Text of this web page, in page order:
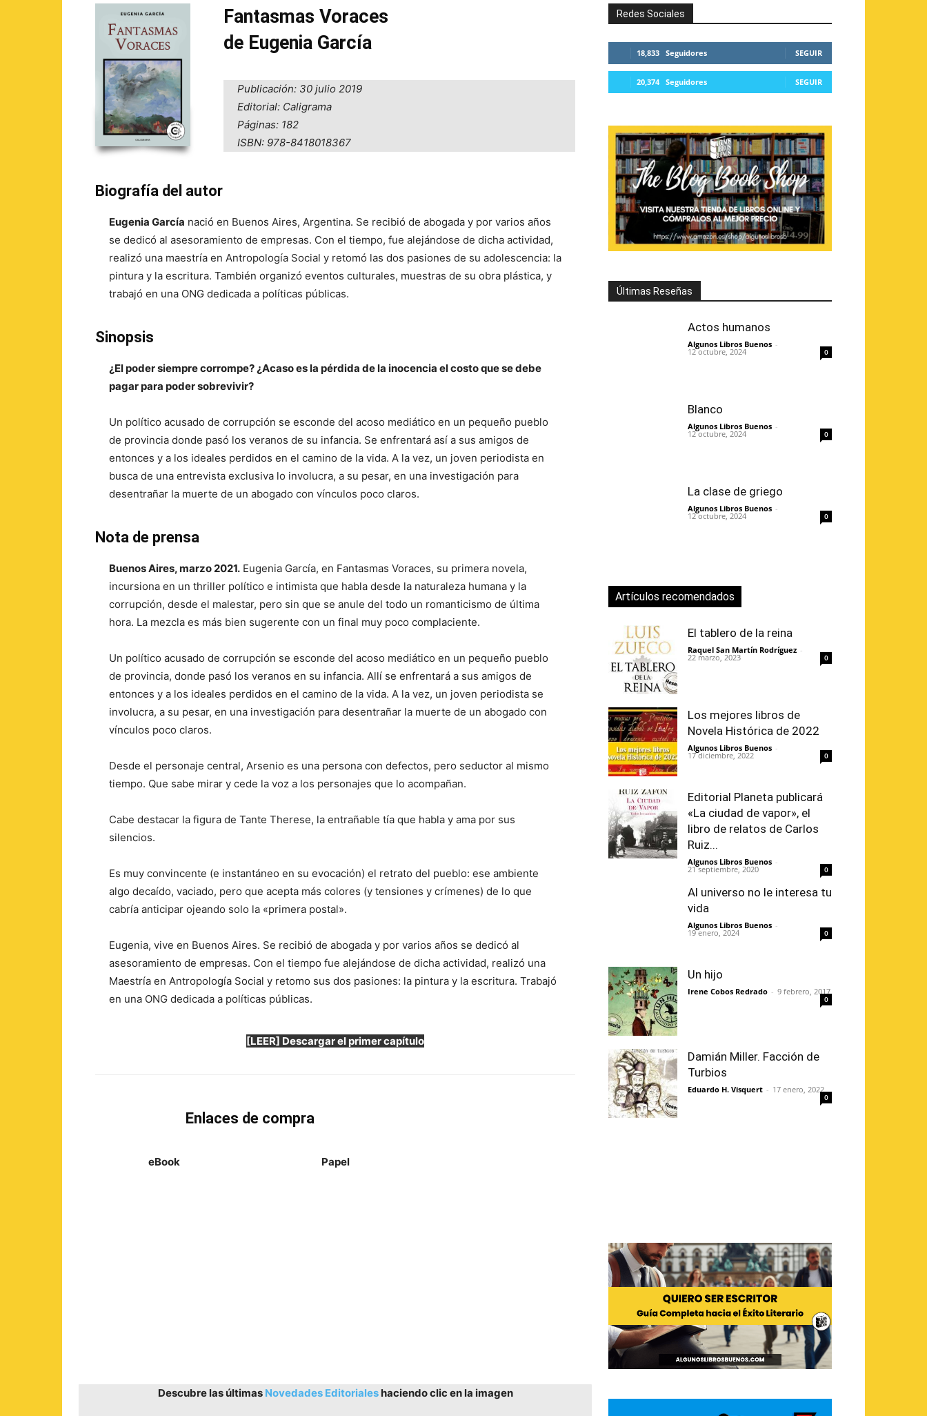
Fantasmas Voraces
de Eugenia García
Publicación: 30 julio 2019
Editorial: Caligrama
Páginas: 182
ISBN: 978-8418018367
Biografía del autor
Eugenia García nació en Buenos Aires, Argentina. Se recibió de abogada y por varios años
se dedicó al asesoramiento de empresas. Con el tiempo, fue alejándose de dicha actividad,
realizó una maestría en Antropología Social y retomó las dos pasiones de su adolescencia: la
pintura y la escritura. También organizó eventos culturales, muestras de su obra plástica, y
trabajó en una ONG dedicada a políticas públicas.
Sinopsis
¿El poder siempre corrompe? ¿Acaso es la pérdida de la inocencia el costo que se debe
pagar para poder sobrevivir?
Un político acusado de corrupción se esconde del acoso mediático en un pequeño pueblo
de provincia donde pasó los veranos de su infancia. Se enfrentará así a sus amigos de
entonces y a los ideales perdidos en el camino de la vida. A la vez, un joven periodista en
busca de una entrevista exclusiva lo involucra, a su pesar, en una investigación para
desentrañar la muerte de un abogado con vínculos poco claros.
Nota de prensa
Buenos Aires, marzo 2021. Eugenia García, en Fantasmas Voraces, su primera novela,
incursiona en un thriller político e intimista que habla desde la naturaleza humana y la
corrupción, desde el malestar, pero sin que se anule del todo un romanticismo de última
hora. La mezcla es más bien sugerente con un final muy poco complaciente.
Un político acusado de corrupción se esconde del acoso mediático en un pequeño pueblo
de provincia, donde pasó los veranos en su infancia. Allí se enfrentará a sus amigos de
entonces y a los ideales perdidos en el camino de la vida. A la vez, un joven periodista se
involucra, a su pesar, en una investigación para desentrañar la muerte de un abogado con
vínculos poco claros.
Desde el personaje central, Arsenio es una persona con defectos, pero seductor al mismo
tiempo. Que sabe mirar y cede la voz a los personajes que lo acompañan.
Cabe destacar la figura de Tante Therese, la entrañable tía que habla y ama por sus
silencios.
Es muy convincente (e instantáneo en su evocación) el retrato del pueblo: ese ambiente
algo decaído, vaciado, pero que acepta más colores (y tensiones y crímenes) de lo que
cabría anticipar ojeando solo la «primera postal».
Eugenia, vive en Buenos Aires. Se recibió de abogada y por varios años se dedicó al
asesoramiento de empresas. Con el tiempo fue alejándose de dicha actividad, realizó una
Maestría en Antropología Social y retomo sus dos pasiones: la pintura y la escritura. Trabajó
en una ONG dedicada a políticas públicas.
[LEER] Descargar el primer capítulo
Enlaces de compra
eBook Papel
Descubre las últimas Novedades Editorialeshaciendo clic en la imagen
Redes Sociales
18,833 Seguidores SEGUIR
20,374 Seguidores SEGUIR
Últimas Reseñas
Actos humanos
Algunos Libros Buenos -
12 octubre, 2024 0
Blanco
Algunos Libros Buenos -
12 octubre, 2024 0
La clase de griego
Algunos Libros Buenos -
12 octubre, 2024 0
Artículos recomendados
El tablero de la reina
Raquel San Martín Rodríguez -
22 marzo, 2023 0
Los mejores libros de
Novela Histórica de 2022
Algunos Libros Buenos -
17 diciembre, 2022 0
Editorial Planeta publicará
«La ciudad de vapor», el
libro de relatos de Carlos
Ruiz...
Algunos Libros Buenos -
21 septiembre, 2020 0
Al universo no le interesa tu
vida
Algunos Libros Buenos -
19 enero, 2024 0
Un hijo
Irene Cobos Redrado - 9 febrero, 2017
0
Damián Miller. Facción de
Turbios
Eduardo H. Visquert - 17 enero, 2022
0